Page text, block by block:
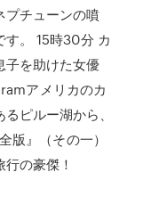
プチューンの噴
。 15時30分 カ
子を助けた女優
アメリカのカ
ピルー湖から、
版』（その一）
の豪傑！